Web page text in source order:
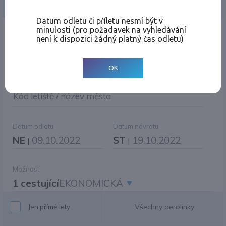
Místo odletu
Kód letiště / název města
Datum odletu
NE | 09.10.2022
Datum návratu
ST | 19.10.2022
Možnosti
1 cestujícíEKONOMICKÁ
Jen přímé lety Všechny aerolinky
Datum odletu či příletu nesmí být v
minulosti (pro požadavek na vyhledávání
není k dispozici žádný platný čas odletu)
OK